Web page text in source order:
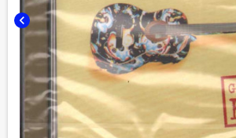
chevron_left